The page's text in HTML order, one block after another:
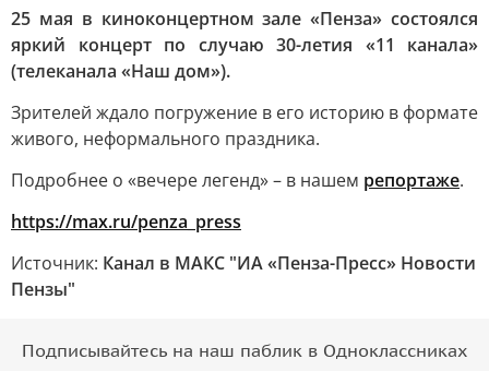
25 мая в киноконцертном зале «Пенза» состоялся
яркий концерт по случаю 30-летия «11 канала»
(телеканала «Наш дом»).
Зрителей ждало погружение в его историю в формате
живого, неформального праздника.
Подробнее о «вечере легенд» – в нашем репортаже.
https://max.ru/penza_press
Источник: Канал в МАКС "ИА «Пенза-Пресс» Новости
Пензы"
Подписывайтесь на наш паблик в Одноклассниках